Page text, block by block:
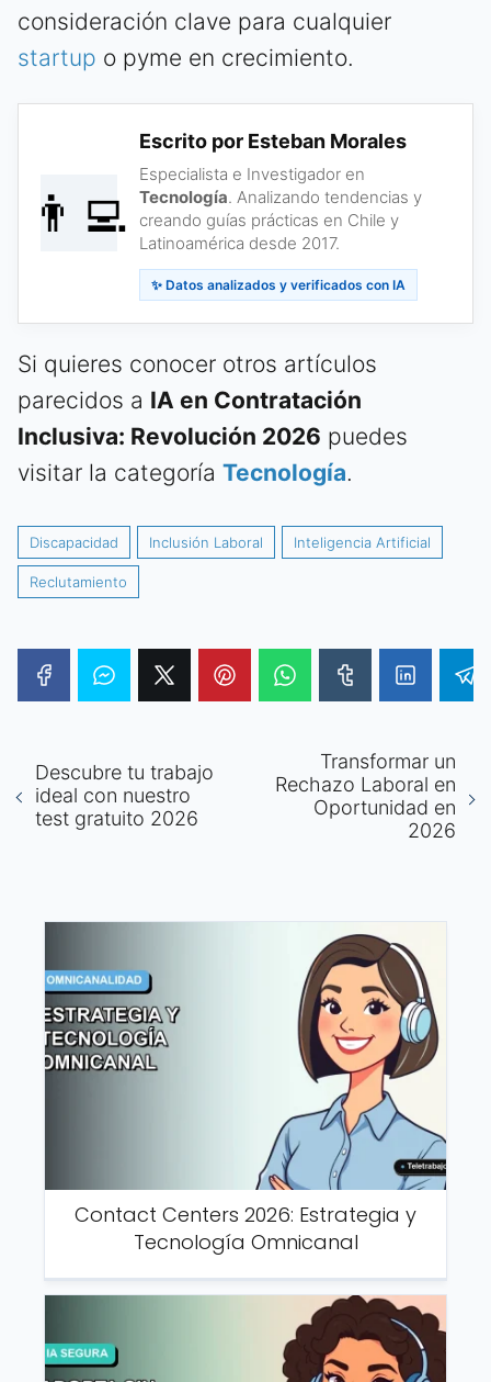
consideración clave para cualquier
startup o pyme en crecimiento.
👨‍💻
Escrito por Esteban Morales
Especialista e Investigador en
Tecnología. Analizando tendencias y
creando guías prácticas en Chile y
Latinoamérica desde 2017.
✨ Datos analizados y verificados con IA
Si quieres conocer otros artículos
parecidos a IA en Contratación
Inclusiva: Revolución 2026 puedes
visitar la categoría Tecnología.
Discapacidad Inclusión Laboral Inteligencia Artificial
Reclutamiento
Descubre tu trabajo
ideal con nuestro
test gratuito 2026
Transformar un
Rechazo Laboral en
Oportunidad en
2026
Contact Centers 2026: Estrategia y
Tecnología Omnicanal